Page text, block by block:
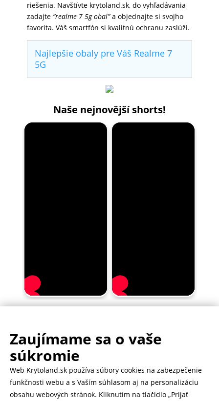
riešenia. Navštívte krytoland.sk, do vyhľadávania
zadajte “realme 7 5g obal”a objednajte si svojho
favorita. Váš smartfón si kvalitnú ochranu zaslúži.
Najlepšie obaly pre Váš Realme 7
5G
Naše nejnovější shorts!
.
Rychlé doručenie 1-2 dní
Zaujímame sa o vaše
súkromie
Web Krytoland.sk používa súbory cookies na zabezpečenie
funkčnosti webu a s Vaším súhlasom aj na personalizáciu
obsahu webových stránok. Kliknutím na tlačidlo „Prijať